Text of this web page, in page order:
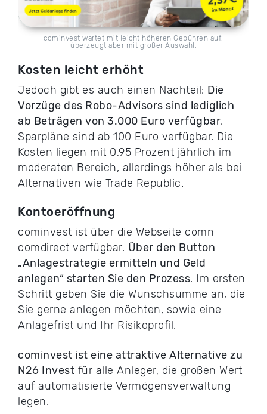
cominvest wartet mit leicht höheren Gebühren auf,
überzeugt aber mit großer Auswahl.
Kosten leicht erhöht
Jedoch gibt es auch einen Nachteil: Die
Vorzüge des Robo-Advisors sind lediglich
ab Beträgen von 3.000 Euro verfügbar.
Sparpläne sind ab 100 Euro verfügbar. Die
Kosten liegen mit 0,95 Prozent jährlich im
moderaten Bereich, allerdings höher als bei
Alternativen wie Trade Republic.
Kontoeröffnung
cominvest ist über die Webseite comn
comdirect verfügbar. Über den Button
„Anlagestrategie ermitteln und Geld
anlegen“ starten Sie den Prozess. Im ersten
Schritt geben Sie die Wunschsumme an, die
Sie gerne anlegen möchten, sowie eine
Anlagefrist und Ihr Risikoprofil.
cominvest ist eine attraktive Alternative zu
N26 Invest für alle Anleger, die großen Wert
auf automatisierte Vermögensverwaltung
legen.